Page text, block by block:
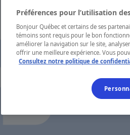
Préférences pour l’utilisation
Bonjour Québec et certains de ses
témoins sont requis pour le bon
améliorer la navigation sur le site,
offrir une meilleure expérience. Vous
Consultez notre politique de